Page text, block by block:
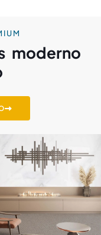
moderno